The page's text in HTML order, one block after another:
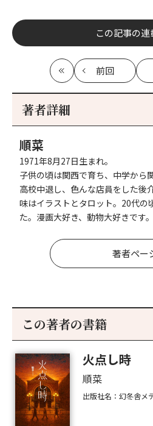
この記事の連
最
初
前回
記
著者詳細
順菜
1971年8月27日生まれ。
子供の頃は関西で育ち、中学から
高校中退し、色んな店員をした後
味はイラストとタロット。20代の
た。漫画大好き、動物大好きです。
著者ペー
この著者の書籍
火点し時
順菜
出版社名：幻冬舎メ